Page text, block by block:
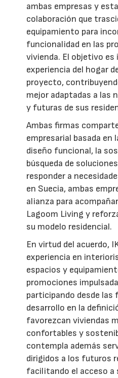
ambas empresas y
colaboración que
equipamiento para
funcionalidad en las
vivienda. El objetivo es
experiencia del hogar
proyecto,
mejor adaptadas a las
y futuras de sus
Ambas firmas
empresarial basada en
diseño funcional, la
búsqueda de
responder a
en Suecia, ambas
alianza para
Lagoom Living y
su modelo residencial.
En virtud del acuerdo,
experiencia en
espacios y
promociones
participando desde las
desarrollo en la
favorezcan viviendas
confortables y
contempla además
dirigidos a los futuros
facilitando el acceso a